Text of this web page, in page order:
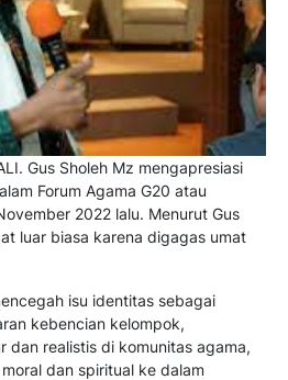
Gus Sholeh Mz mengapresiasi
Forum Agama G20 atau
2022 lalu. Menurut Gus
luar biasa karena digagas umat
isu identitas sebagai
kebencian kelompok,
dan realistis di komunitas agama,
dan spiritual ke dalam